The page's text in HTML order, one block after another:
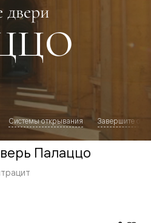
Системы открывания Завершите
Палаццо